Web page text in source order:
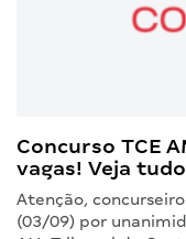
Concurso TCE
vagas! Veja
Atenção,
(03/09) por